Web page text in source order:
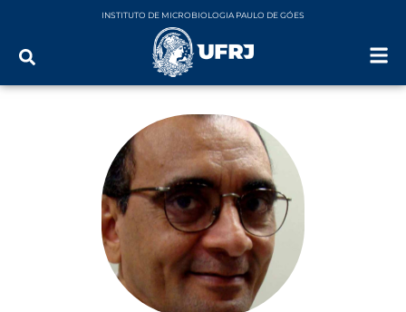
INSTITUTO DE MICROBIOLOGIA PAULO DE GÓES